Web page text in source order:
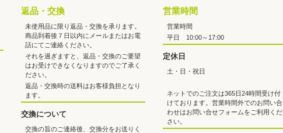
返品・交換
未使用品に限り返品・交換を承ります。
商品到着後７日以内にメールまたはお電
話にてご連絡ください。
それを過ぎますと、返品・交換のご要望
はお受けできなくなりますのでご了承く
ださい。
返品・交換時の送料はお客様負担となり
ます。
交換について
交換の旨のご連絡後、交換分をお送りく
営業時間
営業時間
平日 10:00～17:00
定休日
土・日・祝日
ネットでのご注文は365日24時間受け付
けております。営業時間外でのお問い合
わせはお問い合せフォームをご利用くだ
さい。